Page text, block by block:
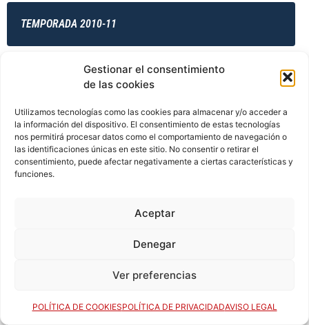
Gestionar el consentimiento
de las cookies
Utilizamos tecnologías como las cookies para almacenar y/o acceder a
la información del dispositivo. El consentimiento de estas tecnologías
nos permitirá procesar datos como el comportamiento de navegación o
las identificaciones únicas en este sitio. No consentir o retirar el
consentimiento, puede afectar negativamente a ciertas características y
funciones.
Aceptar
Denegar
Ver preferencias
POLÍTICA DE COOKIESPOLÍTICA DE PRIVACIDADAVISO LEGAL
TEMPORADA 2010-11
TEMPORADA 2011-12
TEMPORADA 2011-12
TEMPORADA 2013-14